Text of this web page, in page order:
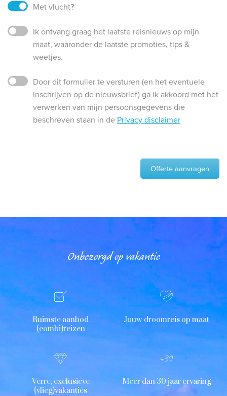
Met vlucht?
Ik ontvang graag het laatste reisnieuws op mijn
maat, waaronder de laatste promoties, tips &
weetjes.
Door dit formulier te versturen (en het eventuele
inschrijven op de nieuwsbrief) ga ik akkoord met het
verwerken van mijn persoonsgegevens die
beschreven staan in de Privacy disclaimer
Offerte aanvragen
Onbezorgd op vakantie
Ruimste aanbod
(combi)reizen
Jouw droomreis op maat
Verre, exclusieve
(vlieg)vakanties
Meer dan 30 jaar ervaring